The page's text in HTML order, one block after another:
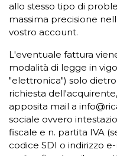
allo stesso tipo di
massima precisione
vostro account.
L'eventuale fattura
modalità di legge in
"elettronica") solo
richiesta
apposita mail a
sociale ovvero
fiscale e n. partita IVA
codice SDI o indirizzo